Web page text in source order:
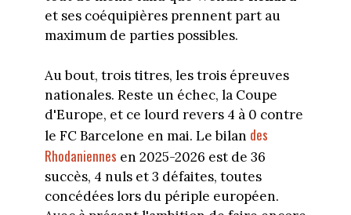
et ses coéquipières prennent part au
maximum de parties possibles.
Au bout, trois titres, les trois épreuves
nationales. Reste un échec, la Coupe
d'Europe, et ce lourd revers 4 à 0 contre
le FC Barcelone en mai. Le bilan des
Rhodaniennes en 2025-2026 est de 36
succès, 4 nuls et 3 défaites, toutes
concédées lors du périple européen.